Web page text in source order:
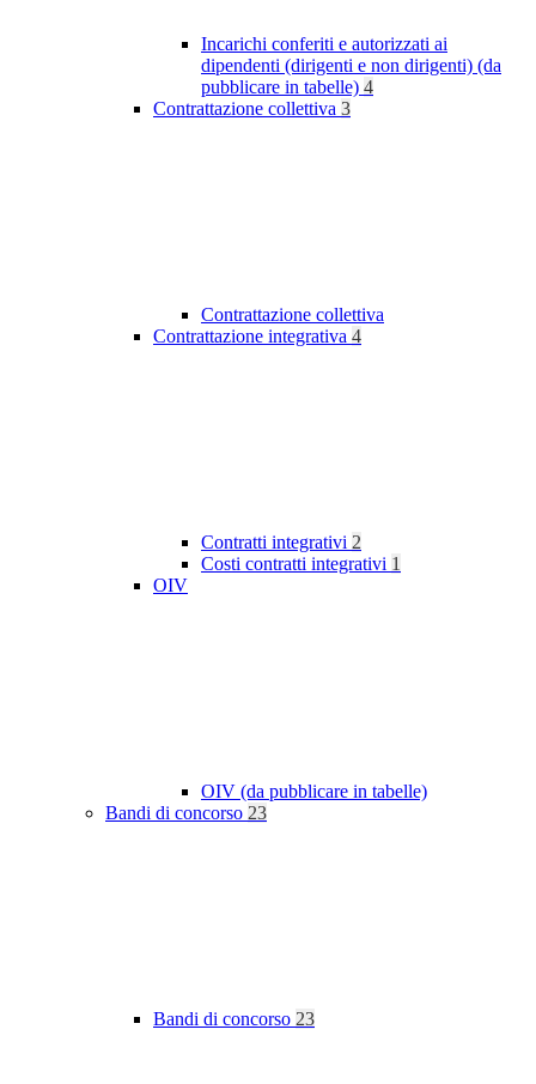
Incarichi conferiti e autorizzati ai
dipendenti (dirigenti e non dirigenti) (da
pubblicare in tabelle) 4
Contrattazione collettiva 3
Contrattazione collettiva
Contrattazione integrativa 4
Contratti integrativi 2
Costi contratti integrativi 1
OIV
OIV (da pubblicare in tabelle)
Bandi di concorso 23
Bandi di concorso 23